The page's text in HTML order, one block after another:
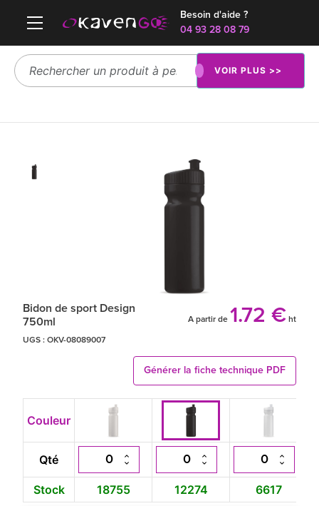
Besoin d'aide ?
04 93 28 08 79
VOIR PLUS >>
Bidon de sport Design
750ml
A partir de 1.72 € ht
UGS : OKV-08089007
Générer la fiche technique PDF
Couleur
Qté
Stock 18755 12274 6617